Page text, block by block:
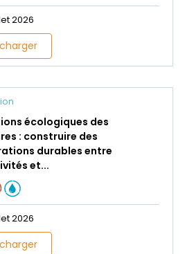
2026
écologiques des
: construire des
durables entre
et...
2026